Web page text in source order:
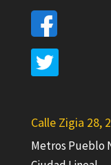
Calle Zigia 28,
Metros Pueblo